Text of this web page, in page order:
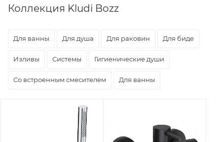
Коллекция Kludi Bozz
Для ванны Для душа Для раковин Для биде
Изливы Системы Гигиенические души
Со встроенным смесителем Для ванны